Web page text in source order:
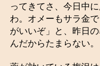
ってきてさ、今日中
わ。オメーもサラ金
がいいぞ」と、昨日
んだからたまらない。